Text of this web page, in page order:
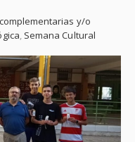
y/o
, Semana Cultural